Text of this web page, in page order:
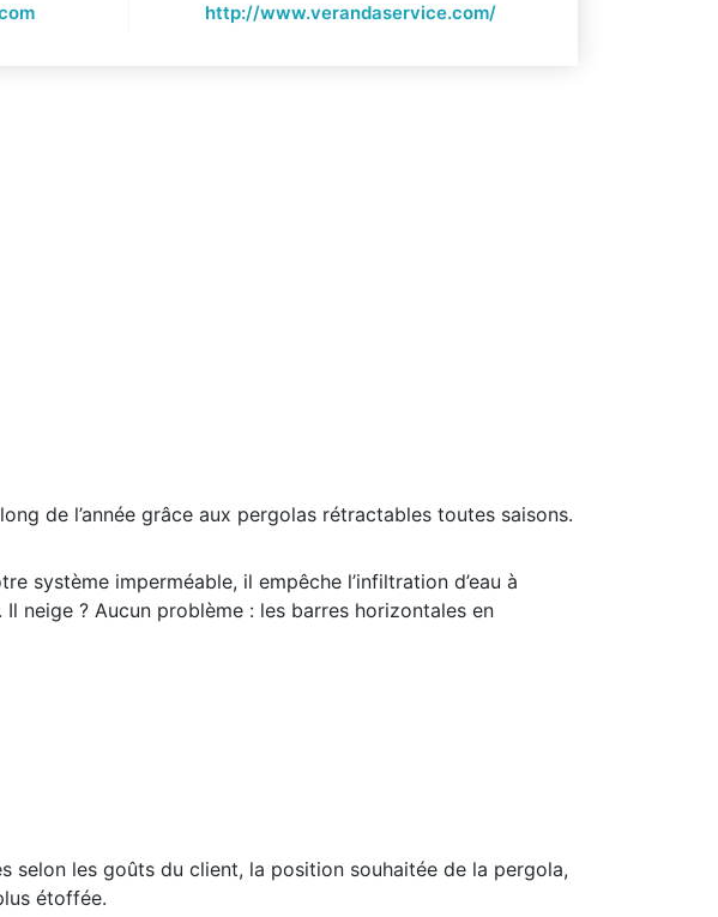
http://www.verandaservice.com/
de l’année grâce aux pergolas rétractables toutes saisons.
système imperméable, il empêche l’infiltration d’eau à
neige ? Aucun problème : les barres horizontales en
les goûts du client, la position souhaitée de la pergola,
étoffée.